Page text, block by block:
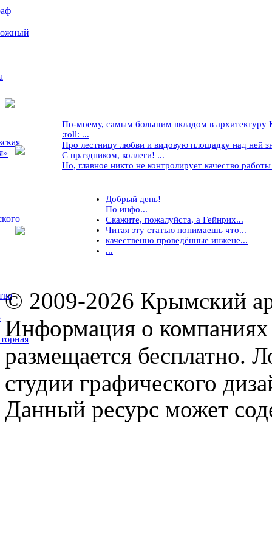
По-моему, самым большим вкладом в архитектуру
:roll: ...
Про лестницу любви и видовую площадку над ней
С праздником, коллеги! ...
Но, главное никто не контролирует качество
Добрый день!
По инфо...
Скажите, пожалуйста, а Гейнрих...
Читая эту статью понимаешь что...
качественно проведённые инжене...
...
© 2009-2026 Крымский
Информация о компаниях
размещается бесплатно.
студии графического
Данный ресурс может